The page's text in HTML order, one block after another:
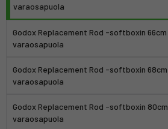
varaosapuola
Godox Replacement Rod -softboxin 66cm
varaosapuola
Godox Replacement Rod -softboxin 68cm
varaosapuola
Godox Replacement Rod -softboxin 80cm
varaosapuola